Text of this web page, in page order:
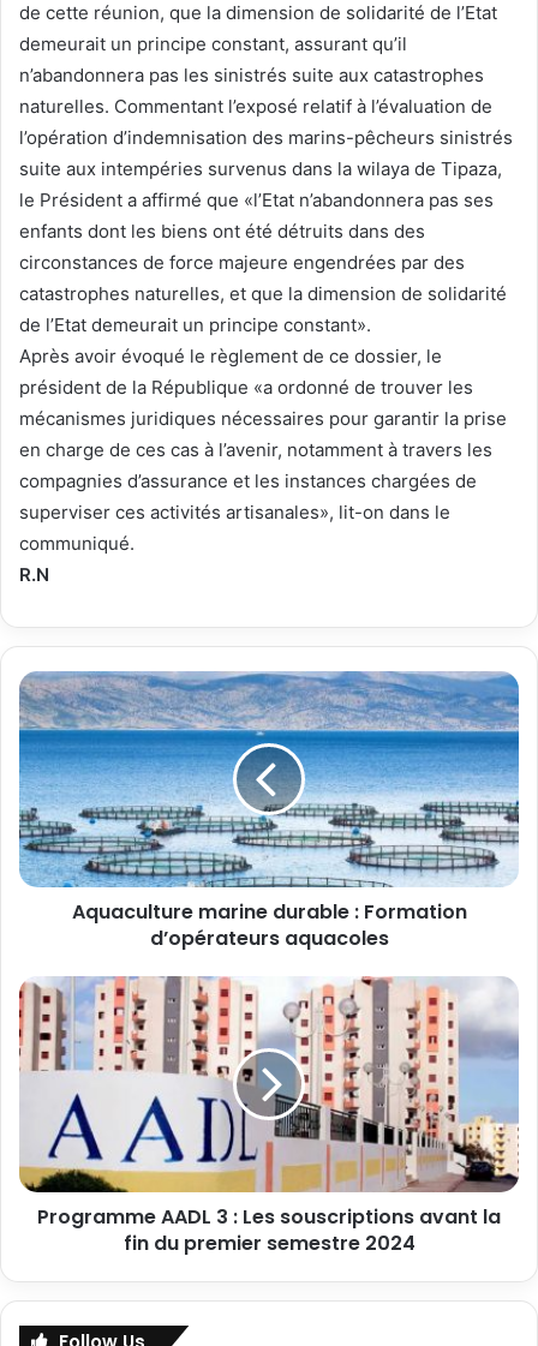
de cette réunion, que la dimension de solidarité de l’Etat
demeurait un principe constant, assurant qu’il
n’abandonnera pas les sinistrés suite aux catastrophes
naturelles. Commentant l’exposé relatif à l’évaluation de
l’opération d’indemnisation des marins-pêcheurs sinistrés
suite aux intempéries survenus dans la wilaya de Tipaza,
le Président a affirmé que «l’Etat n’abandonnera pas ses
enfants dont les biens ont été détruits dans des
circonstances de force majeure engendrées par des
catastrophes naturelles, et que la dimension de solidarité
de l’Etat demeurait un principe constant».
Après avoir évoqué le règlement de ce dossier, le
président de la République «a ordonné de trouver les
mécanismes juridiques nécessaires pour garantir la prise
en charge de ces cas à l’avenir, notamment à travers les
compagnies d’assurance et les instances chargées de
superviser ces activités artisanales», lit-on dans le
communiqué.
R.N
Aquaculture marine durable : Formation
d’opérateurs aquacoles
Programme AADL 3 : Les souscriptions avant la
fin du premier semestre 2024